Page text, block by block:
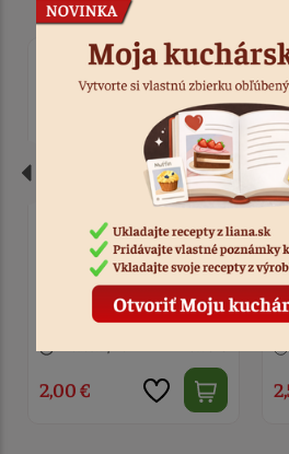
Zápich - Happy Birthday
zlatý akryl
2,00 €